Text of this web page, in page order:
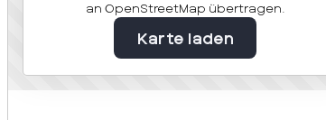
an OpenStreetMap übertragen.
Karte laden